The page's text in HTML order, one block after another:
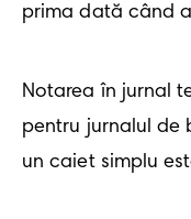
prima dată când
Notarea în jurnal
pentru jurnalul de
un caiet simplu